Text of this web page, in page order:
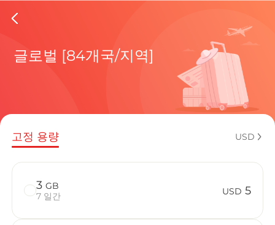
현재 목적
eSIM을 즐
글로벌 [84개국/지역]
고정 용량 USD
3 GB
7 일간
USD 5